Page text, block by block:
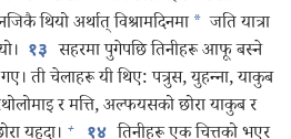
थियो अर्थात्‌ विश्रामदिनमा * जति यात्रा
१३ सहरमा पुगेपछि तिनीहरू आफू बस्ने
ती चेलाहरू यी थिए: पत्रुस, युहन्‍ना, याकुब
र मत्ति, अल्फयसको छोरा याकुब र
+